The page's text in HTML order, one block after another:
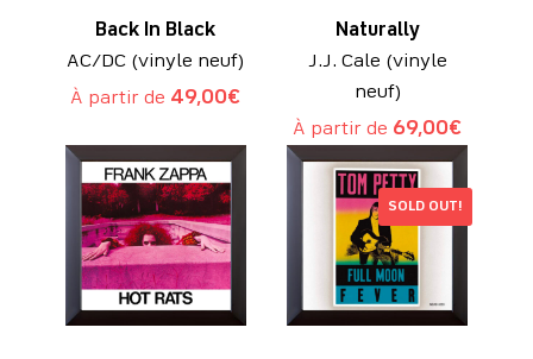
Back In Black
AC/DC (vinyle neuf)
À partir de 49,00€
Naturally
J.J. Cale (vinyle
neuf)
À partir de 69,00€
SOLD OUT!